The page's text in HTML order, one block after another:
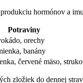
hormónov a
Potraviny
orechy
banány
červené mäso,
zložiek do dennej